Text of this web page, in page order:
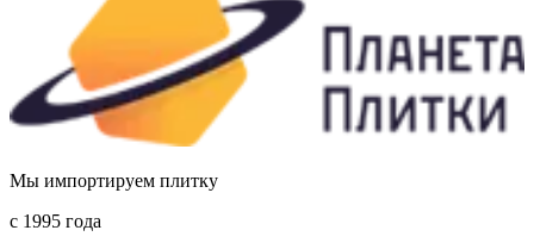
Мы импортируем плитку
c 1995 года